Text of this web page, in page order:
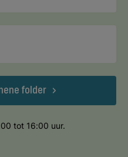
folder
tot 16:00 uur.